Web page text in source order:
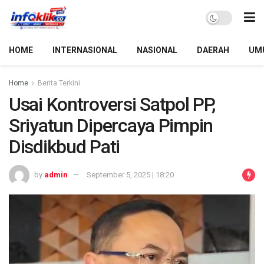
HOME INTERNASIONAL NASIONAL DAERAH
Home Berita Terkini
Usai Kontroversi Satpol PP,
Sriyatun Dipercaya Pimpin
Disdikbud Pati
by admin September 5, 2025 | 18:20